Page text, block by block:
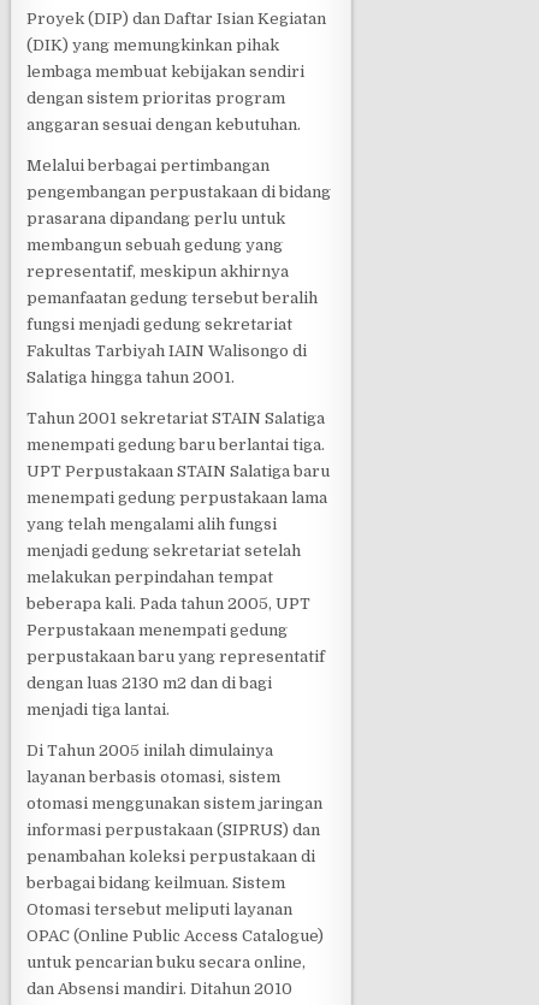
Proyek (DIP) dan Daftar Isian Kegiatan
(DIK) yang memungkinkan pihak
lembaga membuat kebijakan sendiri
dengan sistem prioritas program
anggaran sesuai dengan kebutuhan.
Melalui berbagai pertimbangan
pengembangan perpustakaan di bidang
prasarana dipandang perlu untuk
membangun sebuah gedung yang
representatif, meskipun akhirnya
pemanfaatan gedung tersebut beralih
fungsi menjadi gedung sekretariat
Fakultas Tarbiyah IAIN Walisongo di
Salatiga hingga tahun 2001.
Tahun 2001 sekretariat STAIN Salatiga
menempati gedung baru berlantai tiga.
UPT Perpustakaan STAIN Salatiga baru
menempati gedung perpustakaan lama
yang telah mengalami alih fungsi
menjadi gedung sekretariat setelah
melakukan perpindahan tempat
beberapa kali. Pada tahun 2005, UPT
Perpustakaan menempati gedung
perpustakaan baru yang representatif
dengan luas 2130 m2 dan di bagi
menjadi tiga lantai.
Di Tahun 2005 inilah dimulainya
layanan berbasis otomasi, sistem
otomasi menggunakan sistem jaringan
informasi perpustakaan (SIPRUS) dan
penambahan koleksi perpustakaan di
berbagai bidang keilmuan. Sistem
Otomasi tersebut meliputi layanan
OPAC (Online Public Access Catalogue)
untuk pencarian buku secara online,
dan Absensi mandiri. Ditahun 2010